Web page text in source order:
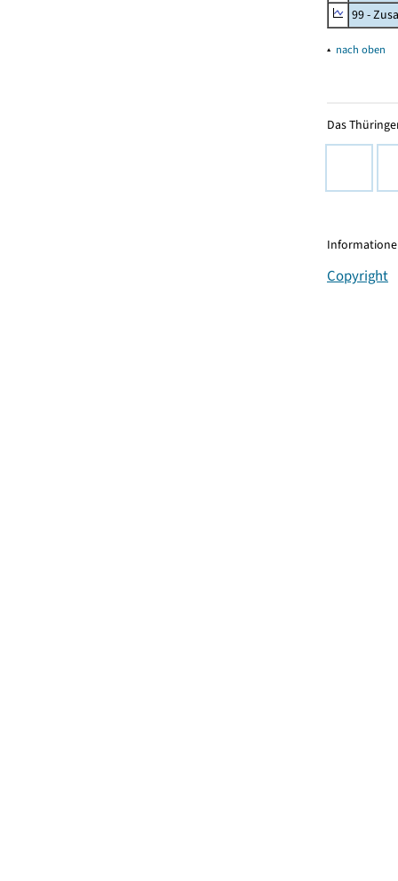
99 -
▴ nach oben
Das
Copyright